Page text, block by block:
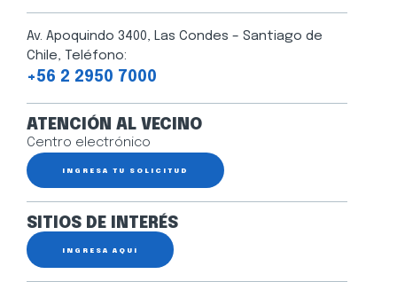
Av. Apoquindo 3400, Las Condes – Santiago de
Chile, Teléfono:
+56 2 2950 7000
ATENCIÓN AL VECINO
Centro electrónico
INGRESA TU SOLICITUD
SITIOS DE INTERÉS
INGRESA AQUÍ